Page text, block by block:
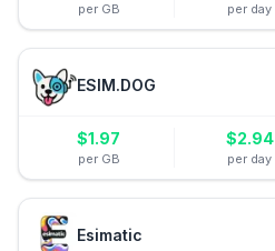
per GB per day
ESIM.DOG
$1.97
per GB
$2.94
per day
Esimatic